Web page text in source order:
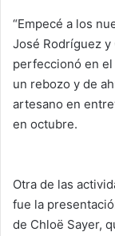
“Empecé a los
José Rodríguez
perfeccionó en
un rebozo y de
artesano en
en octubre.
Otra de las
fue la
de Chloë Sayer,